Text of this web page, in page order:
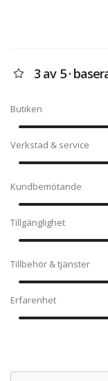
det.
3 av 5 ·
Butiken
Verkstad & service
Kundbemötande
Tillgänglighet
Tillbehör & tjänster
Erfarenhet